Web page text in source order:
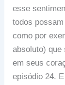
esse
todos
como por
absoluto) que
em seus
episódio 24.